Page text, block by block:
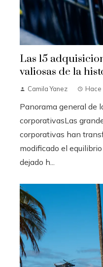
Las 15
valiosas de la
Camila Yanez Hace
Panorama general de
corporativasLas
corporativas han
modificado el
dejado h...